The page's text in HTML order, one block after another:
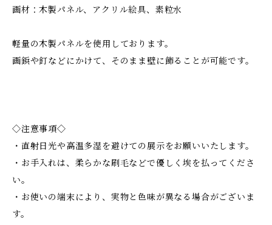
画材：木製パネル、アクリル絵具、素粒水
軽量の木製パネルを使用しております。
画鋲や釘などにかけて、そのまま壁に飾ることが可能です。
◇注意事項◇
・直射日光や高温多湿を避けての展示をお願いいたします。
・お手入れは、柔らかな刷毛などで優しく埃を払ってくださ
い。
・お使いの端末により、実物と色味が異なる場合がございま
す。